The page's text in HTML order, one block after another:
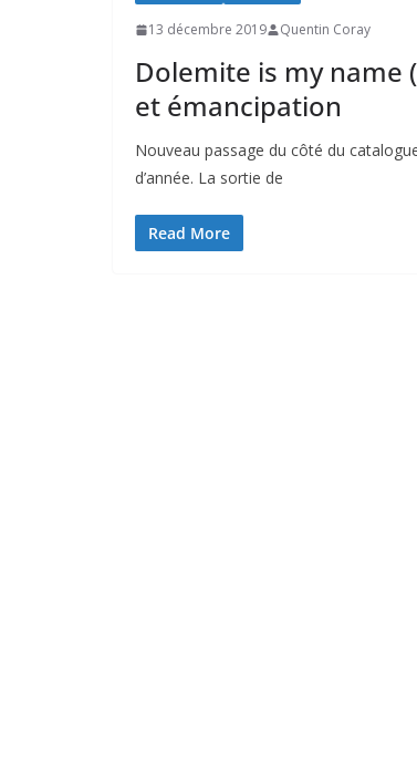
13 décembre 2019 Quentin Coray
Dolemite is my
et émancipation
Nouveau passage du côté du
d’année. La sortie de
Read More